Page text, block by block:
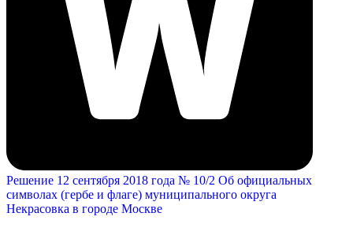
Решение 12 сентября 2018 года № 10/2 Об официальных
символах (гербе и флаге) муниципального округа
Некрасовка в городе Москве